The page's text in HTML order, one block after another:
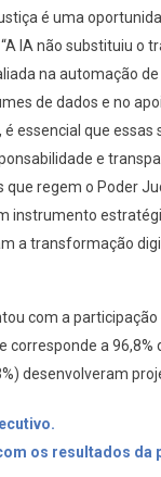
é uma
IA não substituiu o
na automação
de dados e no
essencial que essas
e
que regem o Poder
instrumento
a transformação
com a
corresponde a 96,8%
desenvolveram
os resultados da